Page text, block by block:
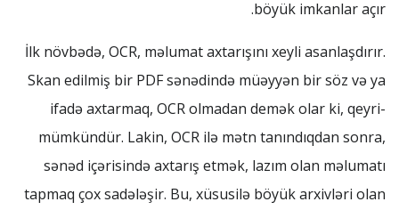
böyük imkanlar açır.
İlk növbədə, OCR, məlumat axtarışını xeyli asanlaşdırır.
Skan edilmiş bir PDF sənədində müəyyən bir söz və ya
ifadə axtarmaq, OCR olmadan demək olar ki, qeyri-
mümkündür. Lakin, OCR ilə mətn tanındıqdan sonra,
sənəd içərisində axtarış etmək, lazım olan məlumatı
tapmaq çox sadələşir. Bu, xüsusilə böyük arxivləri olan